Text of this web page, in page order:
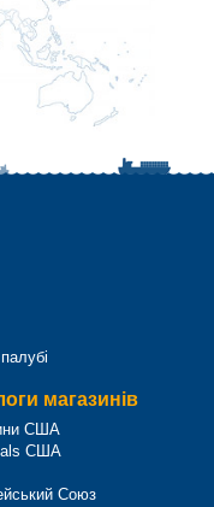
магазинів
США
США
Союз